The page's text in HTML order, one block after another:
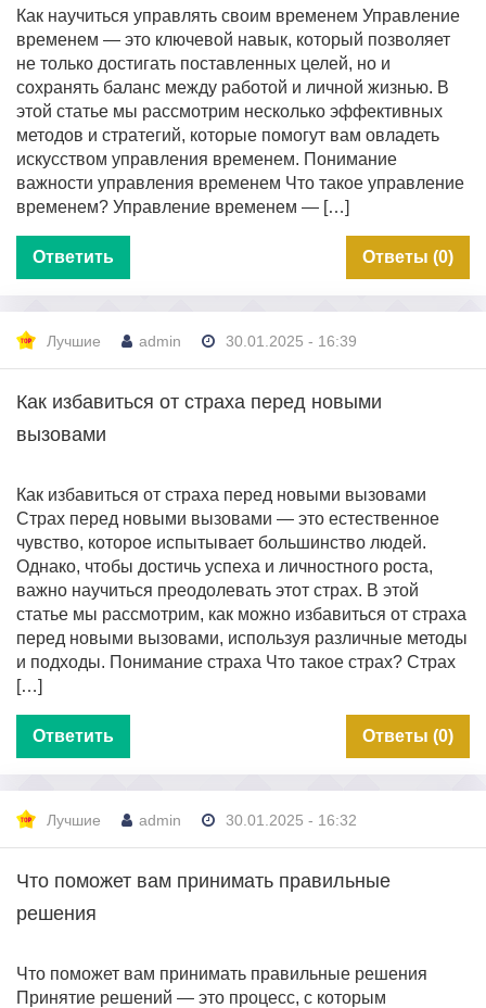
Как научиться управлять своим временем Управление
временем — это ключевой навык, который позволяет
не только достигать поставленных целей, но и
сохранять баланс между работой и личной жизнью. В
этой статье мы рассмотрим несколько эффективных
методов и стратегий, которые помогут вам овладеть
искусством управления временем. Понимание
важности управления временем Что такое управление
временем? Управление временем — […]
Ответить Ответы (0)
Лучшие admin 30.01.2025 - 16:39
Как избавиться от страха перед новыми
вызовами
Как избавиться от страха перед новыми вызовами
Страх перед новыми вызовами — это естественное
чувство, которое испытывает большинство людей.
Однако, чтобы достичь успеха и личностного роста,
важно научиться преодолевать этот страх. В этой
статье мы рассмотрим, как можно избавиться от страха
перед новыми вызовами, используя различные методы
и подходы. Понимание страха Что такое страх? Страх
[…]
Ответить Ответы (0)
Лучшие admin 30.01.2025 - 16:32
Что поможет вам принимать правильные
решения
Что поможет вам принимать правильные решения
Принятие решений — это процесс, с которым